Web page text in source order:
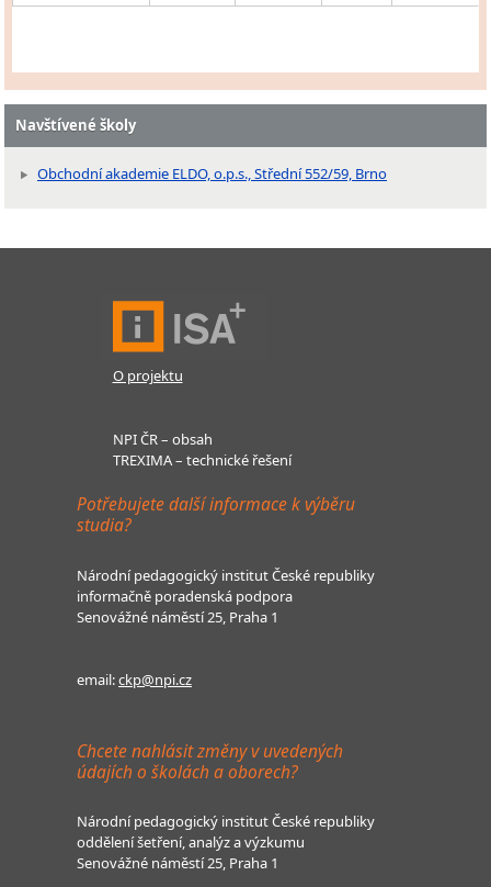
Navštívené školy
Obchodní akademie ELDO, o.p.s., Střední 552/59, Brno
O projektu
NPI ČR – obsah
TREXIMA – technické řešení
Potřebujete další informace k výběru
studia?
Národní pedagogický institut České republiky
informačně poradenská podpora
Senovážné náměstí 25, Praha 1
email:ckp@npi.cz
Chcete nahlásit změny v uvedených
údajích o školách a oborech?
Národní pedagogický institut České republiky
oddělení šetření, analýz a výzkumu
Senovážné náměstí 25, Praha 1